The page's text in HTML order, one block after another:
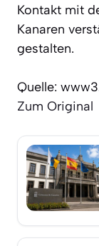
Kontakt mit
Kanaren
gestalten.
Quelle:
Zum Original